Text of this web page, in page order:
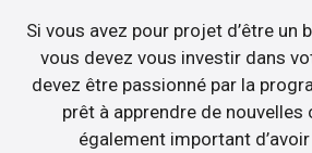
Si vous avez pour projet d’être un
vous devez vous investir dans
devez être passionné par la
prêt à apprendre de nouvelles
également important